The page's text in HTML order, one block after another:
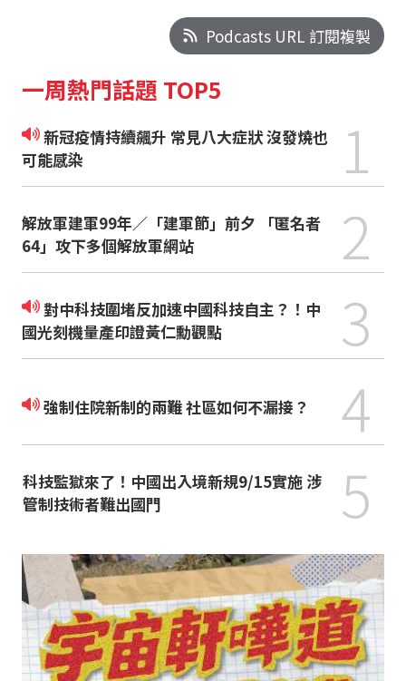
Podcasts URL 訂閱複製
一周熱門話題 TOP5
新冠疫情持續飆升 常見八大症狀 沒發燒也
可能感染
1
解放軍建軍99年／「建軍節」前夕 「匿名者
64」攻下多個解放軍網站
2
對中科技圍堵反加速中國科技自主？！中
國光刻機量產印證黃仁勳觀點
3
強制住院新制的兩難 社區如何不漏接？ 4
科技監獄來了！中國出入境新規9/15實施 涉
管制技術者難出國門
5